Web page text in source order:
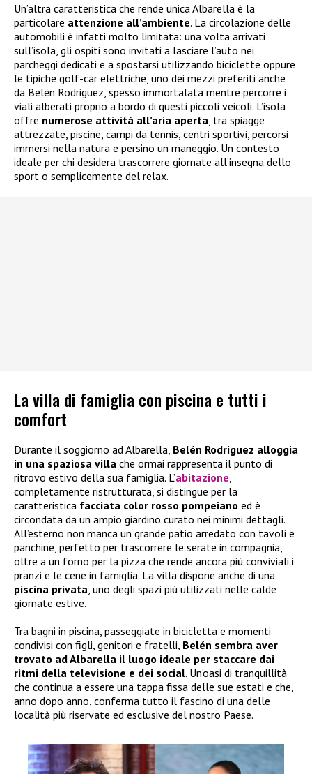
Un’altra caratteristica che rende unica Albarella è la
particolare attenzione all’ambiente. La circolazione delle
automobili è infatti molto limitata: una volta arrivati
sull’isola, gli ospiti sono invitati a lasciare l’auto nei
parcheggi dedicati e a spostarsi utilizzando biciclette oppure
le tipiche golf-car elettriche, uno dei mezzi preferiti anche
da Belén Rodriguez, spesso immortalata mentre percorre i
viali alberati proprio a bordo di questi piccoli veicoli. L’isola
offre numerose attività all’aria aperta , tra spiagge
attrezzate, piscine, campi da tennis, centri sportivi, percorsi
immersi nella natura e persino un maneggio. Un contesto
ideale per chi desidera trascorrere giornate all’insegna dello
sport o semplicemente del relax.
La villa di famiglia con piscina e tutti i
comfort
Durante il soggiorno ad Albarella, Belén Rodriguez alloggia
in una spaziosa villa che ormai rappresenta il punto di
ritrovo estivo della sua famiglia. L’abitazione
completamente ristrutturata, si distingue per la
caratteristica facciata color rosso pompeiano ed è
circondata da un ampio giardino curato nei minimi dettagli.
All’esterno non manca un grande patio arredato con tavoli e
panchine, perfetto per trascorrere le serate in compagnia,
oltre a un forno per la pizza che rende ancora più conviviali i
pranzi e le cene in famiglia. La villa dispone anche di una
piscina privata , uno degli spazi più utilizzati nelle calde
giornate estive.
Tra bagni in piscina, passeggiate in bicicletta e momenti
condivisi con figli, genitori e fratelli, Belén sembra aver
trovato ad Albarella il luogo ideale per staccare dai
ritmi della televisione e dei social. Un’oasi di tranquillità
che continua a essere una tappa fissa delle sue estati e che,
anno dopo anno, conferma tutto il fascino di una delle
località più riservate ed esclusive del nostro Paese.